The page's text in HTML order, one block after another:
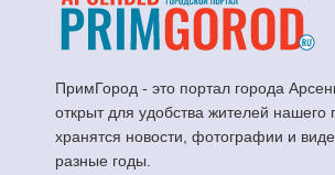
ПримГород - это портал города
открыт для удобства жителей нашего
хранятся новости, фотографии и
разные годы.